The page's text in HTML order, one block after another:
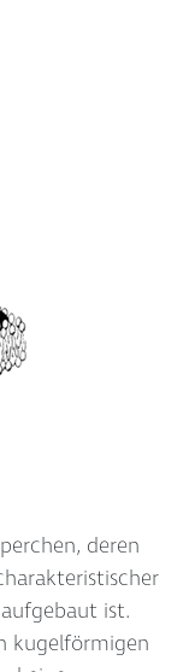
deren
ist.
kugelförmigen